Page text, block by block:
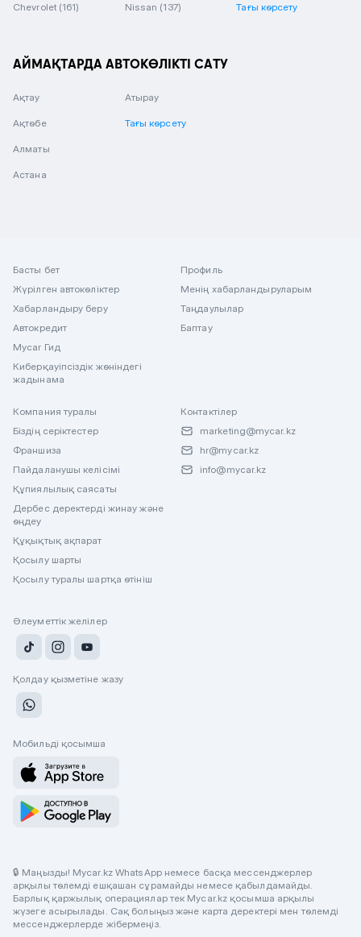
Chevrolet (161) Nissan (137) Тағы көрсету
АЙМАҚТАРДА АВТОКӨЛІКТІ САТУ
Ақтау
Ақтөбе
Алматы
Астана
Атырау
Тағы көрсету
Басты бет
Жүрілген автокөліктер
Хабарландыру беру
Автокредит
Mycar Гид
Киберқауіпсіздік жөніндегі
жадынама
Профиль
Менің хабарландыруларым
Таңдаулылар
Баптау
Компания туралы
Біздің серіктестер
Франшиза
Пайдаланушы келісімі
Құпиялылық саясаты
Дербес деректерді жинау және
өңдеу
Құқықтық ақпарат
Қосылу шарты
Қосылу туралы шартқа өтініш
Контактілер
marketing@mycar.kz
hr@mycar.kz
info@mycar.kz
Әлеуметтік желілер
Қолдау қызметіне жазу
Мобильді қосымша
🔒 Маңызды! Mycar.kz WhatsApp немесе басқа мессенджерлер
арқылы төлемді ешқашан сұрамайды немесе қабылдамайды.
Барлық қаржылық операциялар тек Mycar.kz қосымша арқылы
жүзеге асырылады. Сақ болыңыз және карта деректері мен төлемді
мессенджерлерде жібермеңіз.